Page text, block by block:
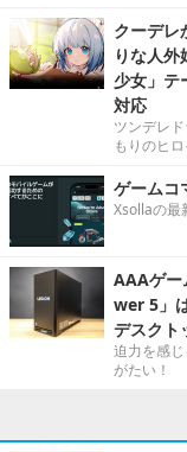
クーデレ
りな人
少女」テ
対応
ツンデレ
もりのヒ
ゲームコ
Xsollaの最
AAAゲ
wer 5」
デスクト
迫力を感
がたい！